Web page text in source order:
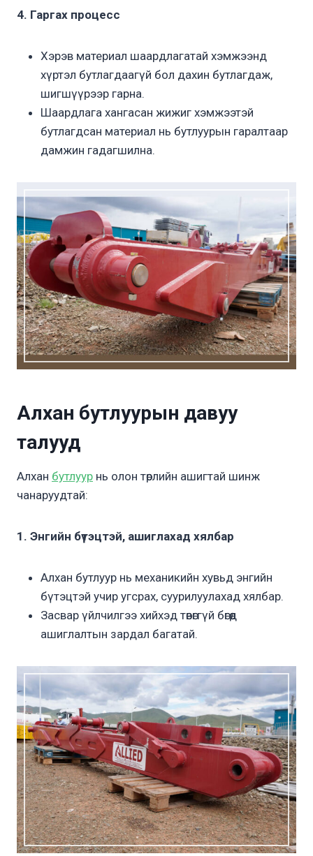
4. Гаргах процесс
Хэрэв материал шаардлагатай хэмжээнд
хүртэл бутлагдаагүй бол дахин бутлагдаж,
шигшүүрээр гарна.
Шаардлага хангасан жижиг хэмжээтэй
бутлагдсан материал нь бутлуурын гаралтаар
дамжин гадагшилна.
Алхан бутлуурын давуу
талууд
Алхан бутлуур нь олон төрлийн ашигтай шинж
чанаруудтай:
1. Энгийн бүтэцтэй, ашиглахад хялбар
Алхан бутлуур нь механикийн хувьд энгийн
бүтэцтэй учир угсрах, суурилуулахад хялбар.
Засвар үйлчилгээ хийхэд төвөггүй бөгөөд
ашиглалтын зардал багатай.